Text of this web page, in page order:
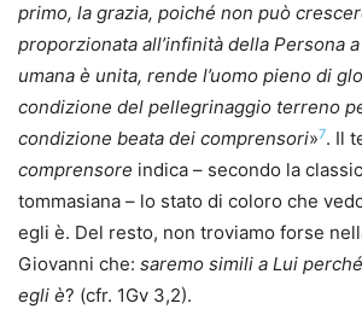
primo, la grazia, poiché non può
proporzionata all’infinità della Persona
umana è unita, rende l’uomo pieno di
condizione del pellegrinaggio terreno
condizione beata dei comprensori»7. Il
comprensore indica – secondo la
tommasiana – lo stato di coloro che
egli è. Del resto, non troviamo forse
Giovanni che: saremo simili a Lui
egli è? (cfr. 1Gv 3,2).